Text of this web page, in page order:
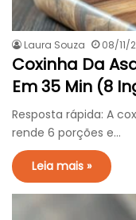
Laura Souza 08/11/
Coxinha Da
Em 35 Min (8
Resposta rápida: A
rende 6 porções e…
Leia mais »